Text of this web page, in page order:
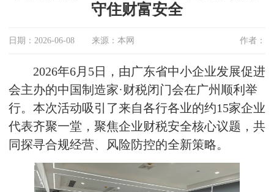
守住财富安全
日期：2026-06-08 来源：本网 作者：
2026年6月5日，由广东省中小企业发展促进
会主办的中国制造家·财税闭门会在广州顺利举
行。本次活动吸引了来自各行各业的约15家企业
代表齐聚一堂，聚焦企业财税安全核心议题，共
同探寻合规经营、风险防控的全新策略。